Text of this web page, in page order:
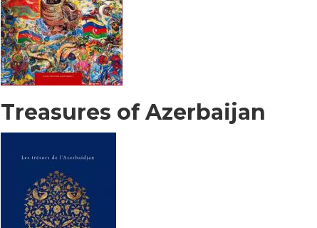
Treasures of Azerbaijan